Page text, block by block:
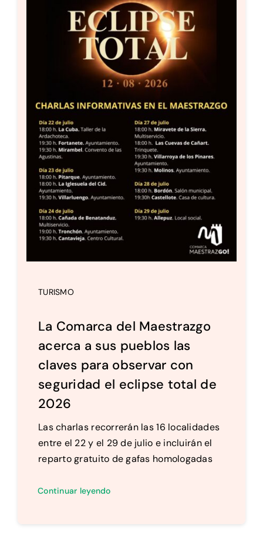
TURISMO
La Comarca del Maestrazgo
acerca a sus pueblos las
claves para observar con
seguridad el eclipse total de
2026
Las charlas recorrerán las 16 localidades
entre el 22 y el 29 de julio e incluirán el
reparto gratuito de gafas homologadas
Continuar leyendo